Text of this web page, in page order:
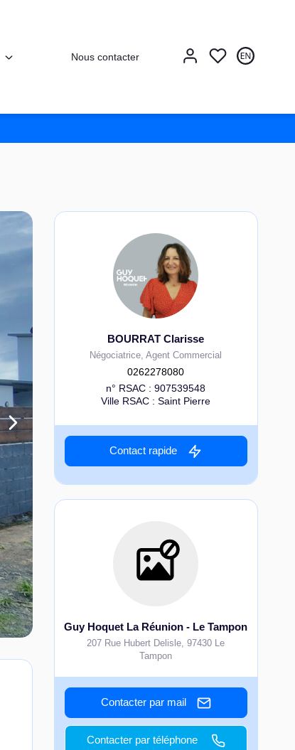
Nous contacter
BOURRAT Clarisse
Négociatrice, Agent Commercial
0262278080
n° RSAC : 907539548
Ville RSAC : Saint Pierre
Contact rapide
Guy Hoquet La Réunion - Le Tampon
207 Rue Hubert Delisle,97430 Le
Tampon
Contacter par mail
Contacter par téléphone